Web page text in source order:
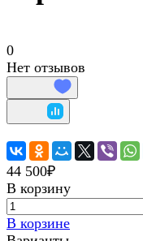
0
Нет отзывов
44 500₽
В корзину
В корзине